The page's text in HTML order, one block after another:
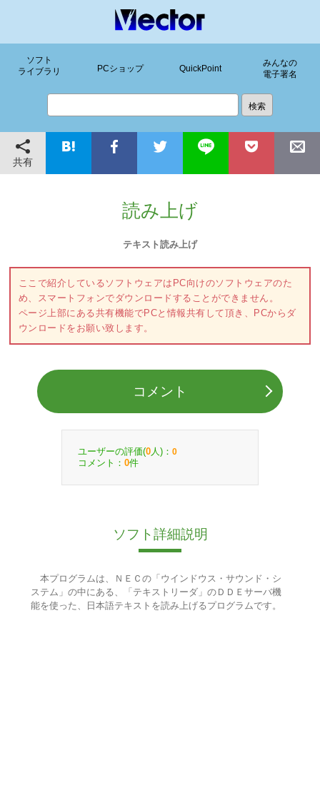
ソフト
ライブラリ
PCショップ QuickPoint
みんなの
電子署名
共有
読み上げ
テキスト読み上げ
ここで紹介しているソフトウェアはPC向けのソフトウェアのた
め、スマートフォンでダウンロードすることができません。
ページ上部にある共有機能でPCと情報共有して頂き、PCからダ
ウンロードをお願い致します。
コメント
ユーザーの評価(0 人)： 0
コメント： 0件
ソフト詳細説明
本プログラムは、ＮＥＣの「ウインドウス・サウンド・シ
ステム」の中にある、「テキストリーダ」のＤＤＥサーバ機
能を使った、日本語テキストを読み上げるプログラムです。